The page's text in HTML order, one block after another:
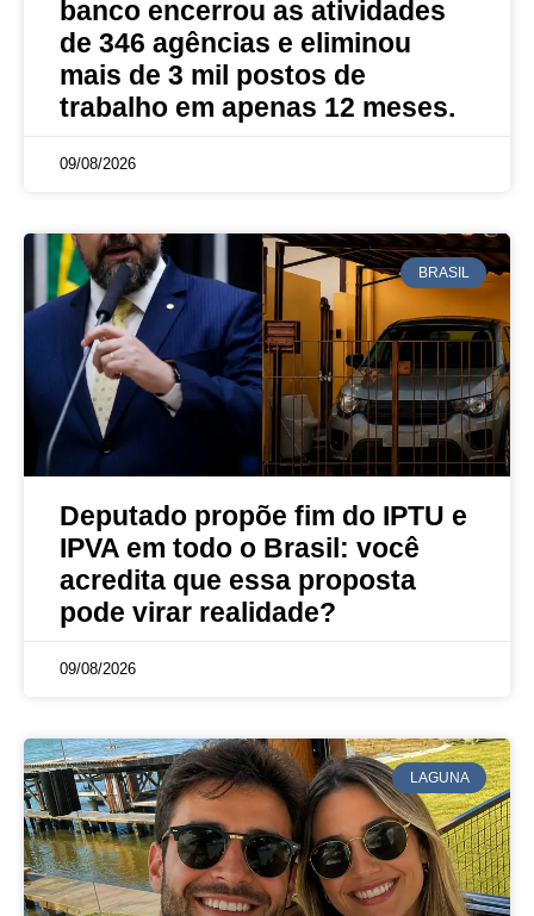
banco encerrou as atividades
de 346 agências e eliminou
mais de 3 mil postos de
trabalho em apenas 12 meses.
09/08/2026
BRASIL
Deputado propõe fim do IPTU e
IPVA em todo o Brasil: você
acredita que essa proposta
pode virar realidade?
09/08/2026
LAGUNA